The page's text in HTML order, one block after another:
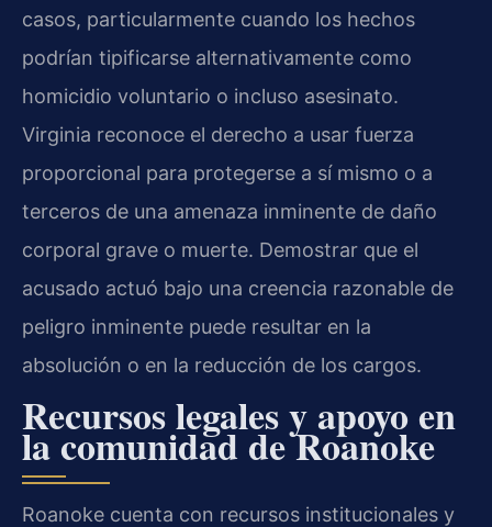
casos, particularmente cuando los hechos
podrían tipificarse alternativamente como
homicidio voluntario o incluso asesinato.
Virginia reconoce el derecho a usar fuerza
proporcional para protegerse a sí mismo o a
terceros de una amenaza inminente de daño
corporal grave o muerte. Demostrar que el
acusado actuó bajo una creencia razonable de
peligro inminente puede resultar en la
absolución o en la reducción de los cargos.
Recursos legales y apoyo en
la comunidad de Roanoke
Roanoke cuenta con recursos institucionales y